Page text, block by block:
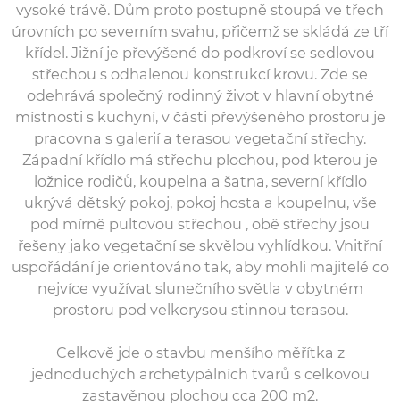
vysoké trávě. Dům proto postupně stoupá ve třech
úrovních po severním svahu, přičemž se skládá ze tří
křídel. Jižní je převýšené do podkroví se sedlovou
střechou s odhalenou konstrukcí krovu. Zde se
odehrává společný rodinný život v hlavní obytné
místnosti s kuchyní, v části převýšeného prostoru je
pracovna s galerií a terasou vegetační střechy.
Západní křídlo má střechu plochou, pod kterou je
ložnice rodičů, koupelna a šatna, severní křídlo
ukrývá dětský pokoj, pokoj hosta a koupelnu, vše
pod mírně pultovou střechou , obě střechy jsou
řešeny jako vegetační se skvělou vyhlídkou. Vnitřní
uspořádání je orientováno tak, aby mohli majitelé co
nejvíce využívat slunečního světla v obytném
prostoru pod velkorysou stinnou terasou.
Celkově jde o stavbu menšího měřítka z
jednoduchých archetypálních tvarů s celkovou
zastavěnou plochou cca 200 m2.